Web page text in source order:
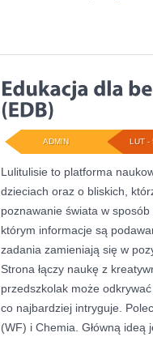
LUT -
ADMIN
Lulitulisie to platforma
dzieciach oraz o bliskich,
poznawanie świata w sposób
którym informacje są
zadania zamieniają się w
Strona łączy naukę z
przedszkolak może
co najbardziej intryguje.
(WF) i Chemia. Główną ideą